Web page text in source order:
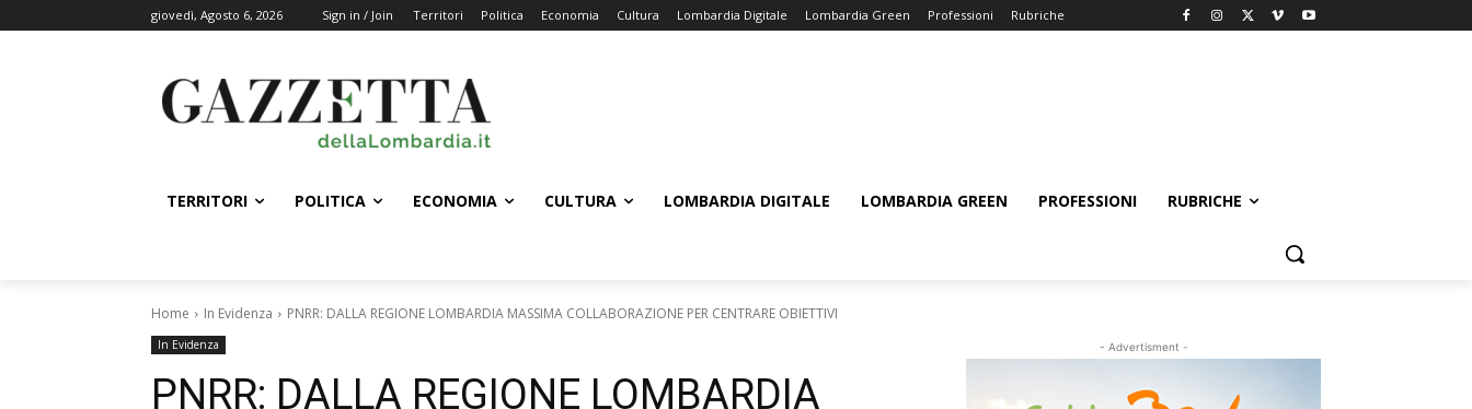
giovedì, Agosto 6, 2026 Sign in / Join Territori Politica Economia Cultura Lombardia Digitale Lombardia Green Professioni Rubriche
TERRITORI POLITICA ECONOMIA CULTURA LOMBARDIA DIGITALE LOMBARDIA GREEN PROFESSIONI RUBRICHE
Home In Evidenza PNRR: DALLA REGIONE LOMBARDIA MASSIMA COLLABORAZIONE PER CENTRARE OBIETTIVI
In Evidenza
PNRR: DALLA REGIONE LOMBARDIA
- Advertisment -